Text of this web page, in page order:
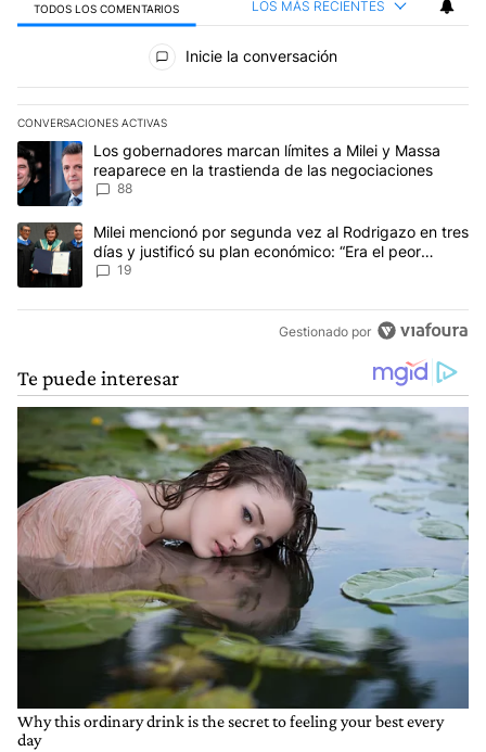
TODOS LOS COMENTARIOS LOS MÁS RECIENTES
Todos los comentarios
Inicie la conversación
CONVERSACIONES ACTIVAS
Este listado muestra los artículos con más comentarios en los
Un artículo de tendencia con el título "Los gobernadores
Los gobernadores marcan límites a Milei y Massa
reaparece en la trastienda de las negociaciones
88
Un artículo de tendencia con el título "Milei mencionó por
Milei mencionó por segunda vez al Rodrigazo en tres
días y justificó su plan económico: “Era el peor
escenario posible”
19
Gestionado por